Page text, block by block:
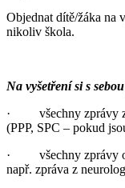
Objednat dítě/žáka na
nikoliv škola.
Na vyšetření si s
· všechny zprávy z
(PPP, SPC – pokud
· všechny zprávy od
např. zpráva z